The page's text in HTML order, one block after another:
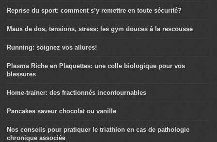
Reprise du sport: comment s’y remettre en toute sécurité?
Maux de dos, tensions, stress: les gym douces à la rescousse
Running: soignez vos allures!
Plasma Riche en Plaquettes: une colle biologique pour vos
blessures
Home-trainer: des fractionnés incontournables
Pancakes saveur chocolat ou vanille
Nos conseils pour pratiquer le triathlon en cas de pathologie
chronique associée